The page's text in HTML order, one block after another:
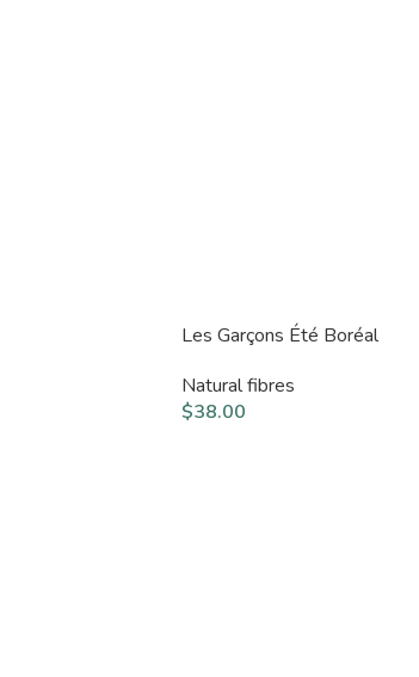
Les Garçons Été Boréal
Natural fibres
$38.00